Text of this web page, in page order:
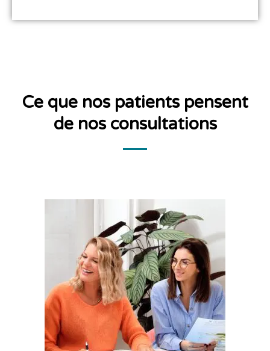
Ce que nos patients pensent
de nos consultations